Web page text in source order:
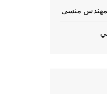
منسى